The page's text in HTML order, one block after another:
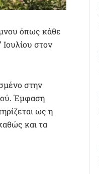
όπως κάθε
στον
στην
Έμφαση
ως η
και τα